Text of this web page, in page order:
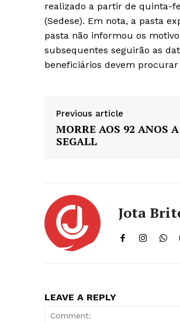
realizado a partir de quinta-
(Sedese). Em nota, a pasta
pasta não informou os
subsequentes seguirão as
beneficiários devem
Previous article
MORRE AOS 92 ANOS
SEGALL
Jota
LEAVE A REPLY